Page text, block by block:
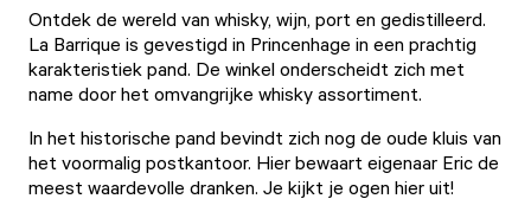
Ontdek de wereld van whisky, wijn, port en gedistilleerd.
La Barrique is gevestigd in Princenhage in een prachtig
karakteristiek pand. De winkel onderscheidt zich met
name door het omvangrijke whisky assortiment.
In het historische pand bevindt zich nog de oude kluis van
het voormalig postkantoor. Hier bewaart eigenaar Eric de
meest waardevolle dranken. Je kijkt je ogen hier uit!